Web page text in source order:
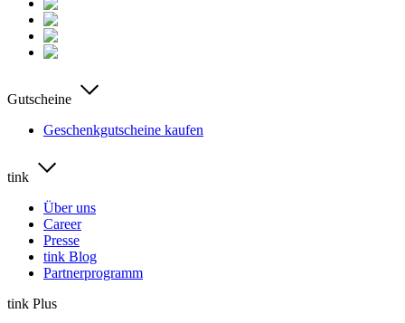
Gutscheine
Geschenkgutscheine kaufen
tink
Über uns
Career
Presse
tink Blog
Partnerprogramm
tink Plus